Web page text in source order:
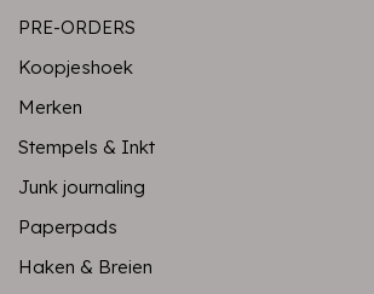
PRE-ORDERS
Koopjeshoek
Merken
Stempels & Inkt
Junk journaling
Paperpads
Haken & Breien